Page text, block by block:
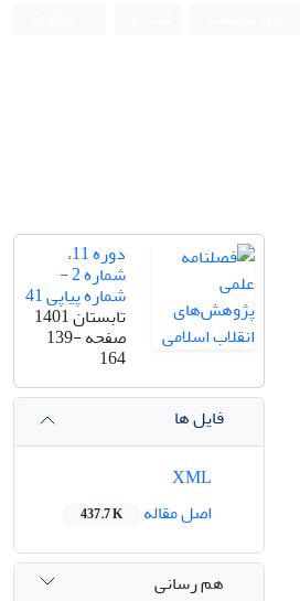
دوره 11،
شماره 2 -
شماره پیاپی 41
تابستان 1401
صفحه139-
164
فایل ها
اصل مقاله
437.7 K
هم رسانی